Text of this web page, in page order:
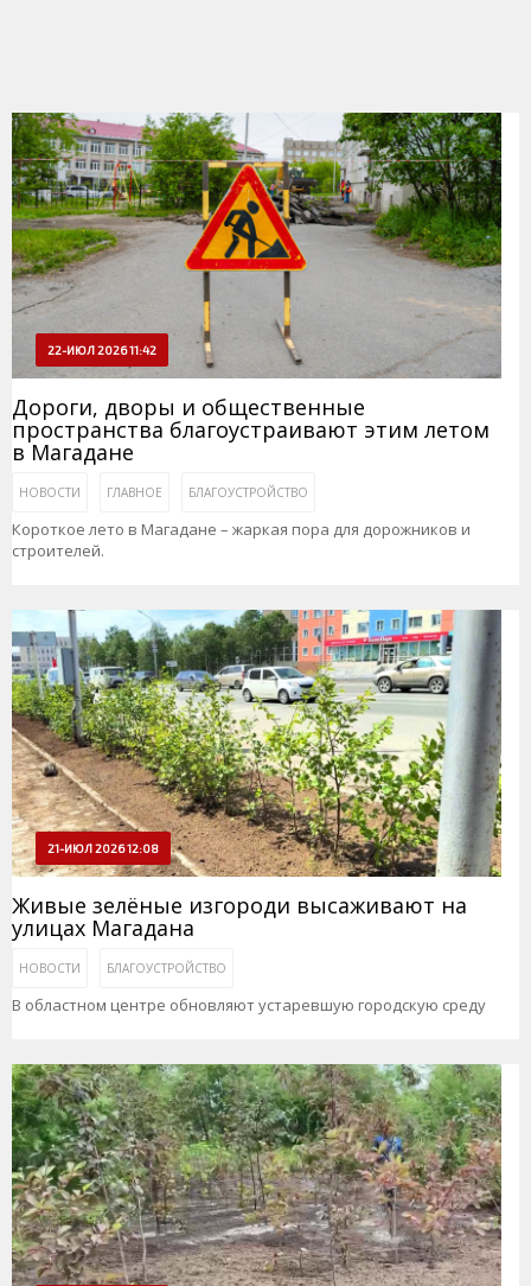
22-ИЮЛ 2026 11:42
Дороги, дворы и общественные
пространства благоустраивают этим летом
в Магадане
НОВОСТИ ГЛАВНОЕ БЛАГОУСТРОЙСТВО
Короткое лето в Магадане – жаркая пора для дорожников и
строителей.
21-ИЮЛ 2026 12:08
Живые зелёные изгороди высаживают на
улицах Магадана
НОВОСТИ БЛАГОУСТРОЙСТВО
В областном центре обновляют устаревшую городскую среду